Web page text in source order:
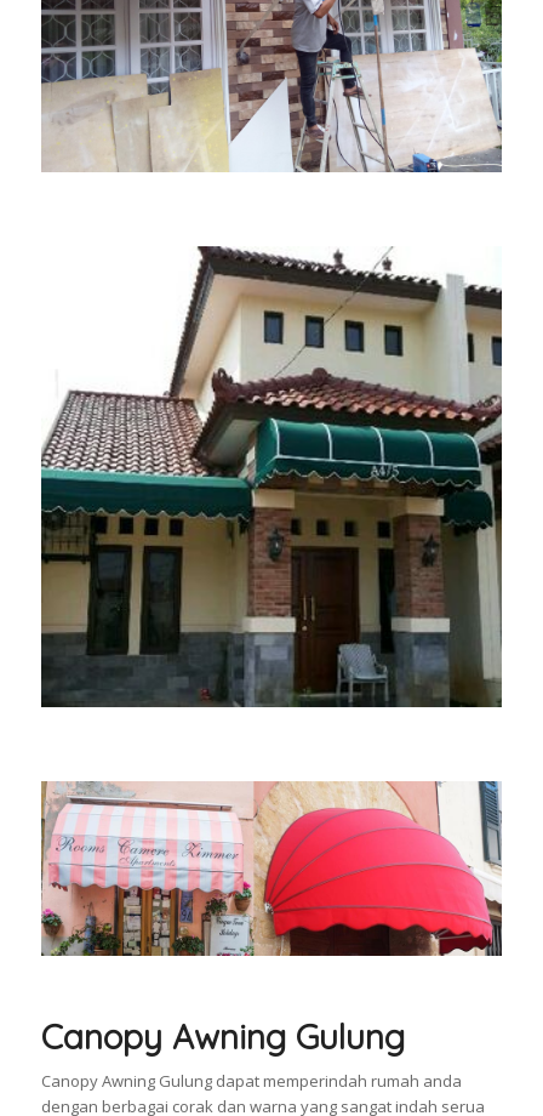
Canopy Awning Gulung
Canopy Awning Gulung dapat memperindah rumah anda
dengan berbagai corak dan warna yang sangat indah serua